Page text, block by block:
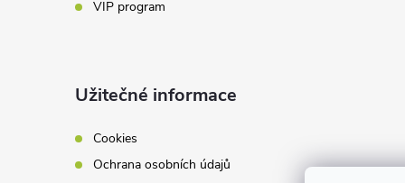
s
u
VIP program
Užitečné informace
Cookies
Ochrana osobních údajů